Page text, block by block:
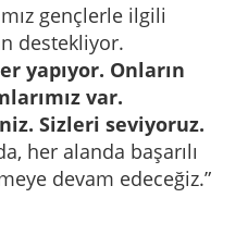
gençlerle ilgili
destekliyor.
yapıyor. Onların
var.
Sizleri seviyoruz.
her alanda başarılı
devam edeceğiz.”